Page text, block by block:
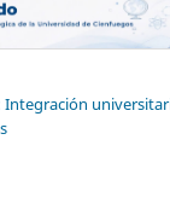
Integración